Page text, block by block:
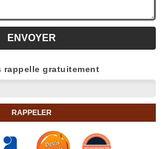
rappelle gratuitement